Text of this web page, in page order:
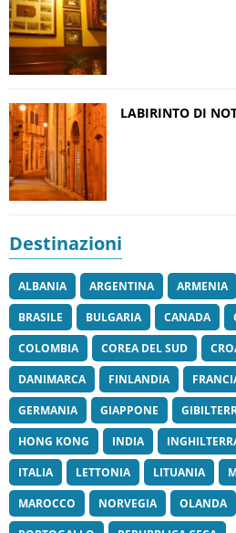
LABIRINTO DI
Destinazioni
ALBANIA ARGENTINA ARMENIA
BRASILE
BULGARIA CANADA
COLOMBIA
COREA DEL SUD
DANIMARCA
FINLANDIA
GERMANIA
GIAPPONE
HONG KONG
INDIA
ITALIA
LETTONIA LITUANIA
MAROCCO
NORVEGIA OLANDA